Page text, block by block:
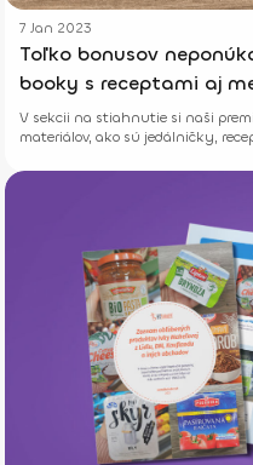
7 Jan 2023
Toľko bonusov
booky s receptami aj
V sekcii na stiahnutie si naši
materiálov, ako sú jedálničky,